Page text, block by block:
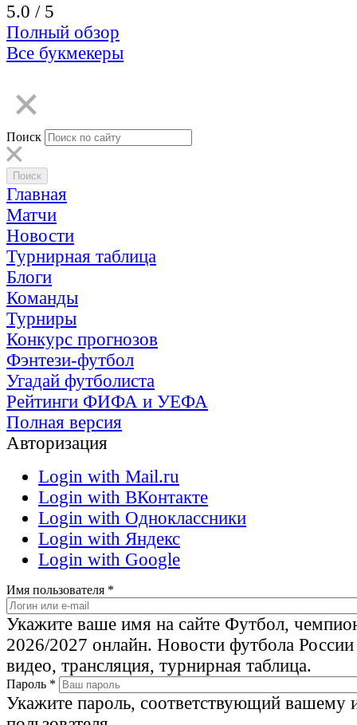
5.0 / 5
Полный обзор
Все букмекеры
Поиск
Главная
Матчи
Новости
Турнирная таблица
Блоги
Команды
Турниры
Конкурс прогнозов
Фэнтези-футбол
Угадай футболиста
Рейтинги ФИФА и УЕФА
Полная версия
Авторизация
Login with Mail.ru
Login with ВКонтакте
Login with Одноклассники
Login with Яндекс
Login with Google
Имя пользователя *
Укажите ваше имя на сайте Футбол,
2026/2027 онлайн. Новости футбола
видео, трансляция, турнирная таблица.
Пароль *
Укажите пароль, соответствующий вашему